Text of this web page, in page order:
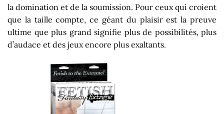
la domination et de la soumission. Pour ceux qui croient
que la taille compte, ce géant du plaisir est la preuve
ultime que plus grand signifie plus de possibilités, plus
d’audace et des jeux encore plus exaltants.